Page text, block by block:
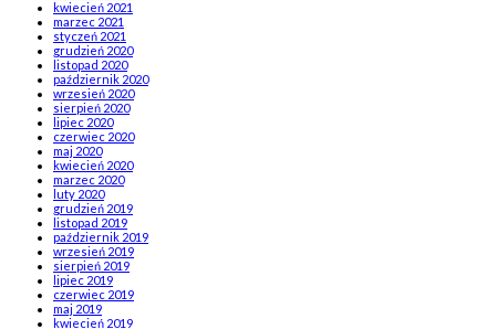
kwiecień 2021
marzec 2021
styczeń 2021
grudzień 2020
listopad 2020
październik 2020
wrzesień 2020
sierpień 2020
lipiec 2020
czerwiec 2020
maj 2020
kwiecień 2020
marzec 2020
luty 2020
grudzień 2019
listopad 2019
październik 2019
wrzesień 2019
sierpień 2019
lipiec 2019
czerwiec 2019
maj 2019
kwiecień 2019